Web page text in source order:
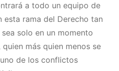
a todo un equipo de
esta rama del Derecho tan
solo en un momento
más quien menos se
de los conflictos